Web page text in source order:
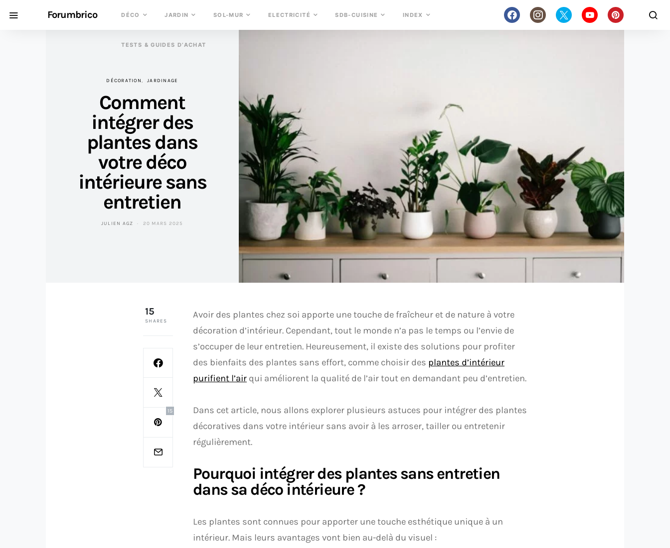
Forumbrico DÉCO JARDIN SOL-MUR ELECTRICITÉ SDB-CUISINE INDEX
TESTS & GUIDES D’ACHAT
DÉCORATION JARDINAGE
Comment
intégrer des
plantes dans
votre déco
intérieure sans
entretien
JULIEN AGZ 20 MARS 2025
15
SHARES
15
Avoir des plantes chez soi apporte une touche de fraîcheur et de nature à votre
décoration d’intérieur. Cependant, tout le monde n’a pas le temps ou l’envie de
s’occuper de leur entretien. Heureusement, il existe des solutions pour profiter
des bienfaits des plantes sans effort, comme choisir des plantes d’intérieur
purifient l’air qui améliorent la qualité de l’air tout en demandant peu d’entretien.
Dans cet article, nous allons explorer plusieurs astuces pour intégrer des plantes
décoratives dans votre intérieur sans avoir à les arroser, tailler ou entretenir
régulièrement.
Pourquoi intégrer des plantes sans entretien
dans sa déco intérieure ?
Les plantes sont connues pour apporter une touche esthétique unique à un
intérieur. Mais leurs avantages vont bien au-delà du visuel :